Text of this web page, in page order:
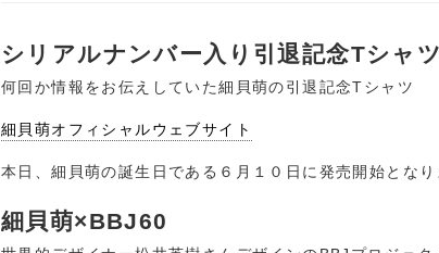
シリアルナンバー入り引退記念Tシャツ
何回か情報をお伝えしていた細貝萌の引退記念Tシャツ
細貝萌オフィシャルウェブサイト
本日、細貝萌の誕生日である６月１０日に発売開始となり
細貝萌×BBJ60